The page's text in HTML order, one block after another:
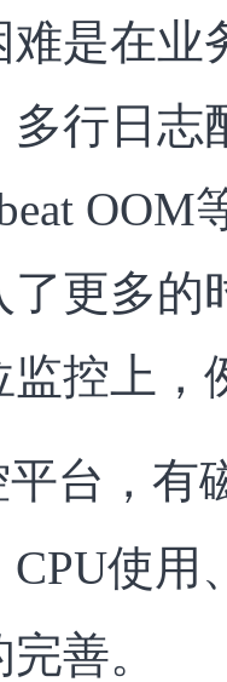
是在业
行日志
OOM
更多的
控上，
台，有
使用
善。